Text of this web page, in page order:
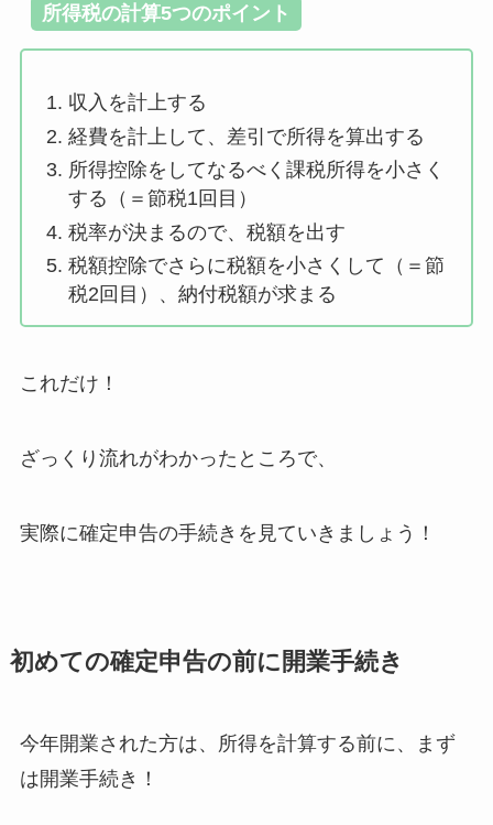
所得税の計算5つのポイント
収入を計上する
経費を計上して、差引で所得を算出する
所得控除をしてなるべく課税所得を小さく
する（＝節税1回目）
税率が決まるので、税額を出す
税額控除でさらに税額を小さくして（＝節
税2回目）、納付税額が求まる
これだけ！
ざっくり流れがわかったところで、
実際に確定申告の手続きを見ていきましょう！
初めての確定申告の前に開業手続き
今年開業された方は、所得を計算する前に、まず
は開業手続き！